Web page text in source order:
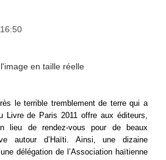
le terrible tremblement de terre qui a
Livre de Paris 2011 offre aux éditeurs,
lieu de rendez-vous pour de beaux
autour d’Haïti. Ainsi, une dizaine
délégation de l’Association haïtienne